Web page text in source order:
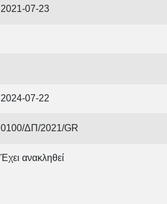
2021-07-23
2024-07-22
0100/ΔΠ/2021/GR
Έχει ανακληθεί